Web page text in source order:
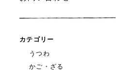
カテゴリー
うつわ
かご・ざる